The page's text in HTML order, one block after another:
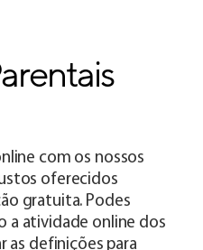
com os nossos
oferecidos
gratuita. Podes
a atividade online dos
as definições para